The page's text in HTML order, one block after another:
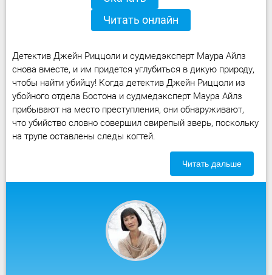
Читать онлайн
Детектив Джейн Риццоли и судмедэксперт Маура Айлз
снова вместе, и им придется углубиться в дикую природу,
чтобы найти убийцу! Когда детектив Джейн Риццоли из
убойного отдела Бостона и судмедэксперт Маура Айлз
прибывают на место преступления, они обнаруживают,
что убийство словно совершил свирепый зверь, поскольку
на трупе оставлены следы когтей.
Читать дальше